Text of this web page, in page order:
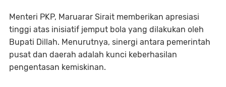
Menteri PKP, Maruarar Sirait memberikan apresiasi
tinggi atas inisiatif jemput bola yang dilakukan oleh
Bupati Dillah. Menurutnya, sinergi antara pemerintah
pusat dan daerah adalah kunci keberhasilan
pengentasan kemiskinan.